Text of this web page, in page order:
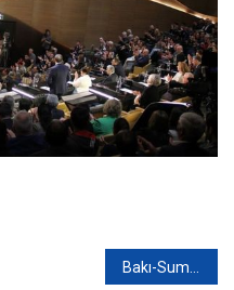
Bakı-Sumqayıt yolunda yük maşını qəza törətdi – VİDEO